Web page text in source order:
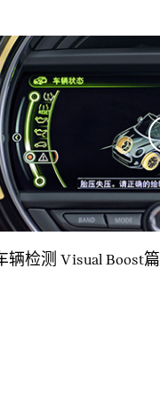
辆检测 Visual Boost篇